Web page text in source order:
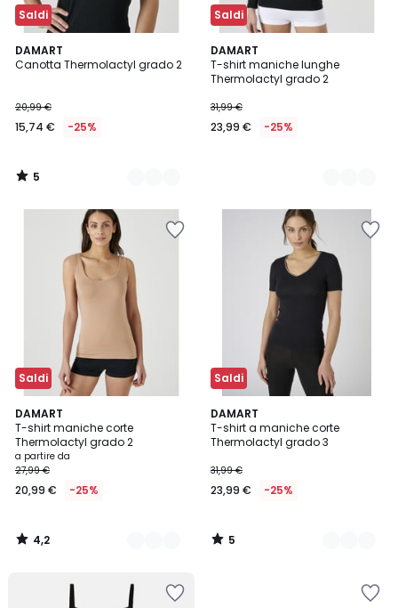
Saldi
DAMART
Canotta Thermolactyl grado 2
20,99 €
15,74 € -25%
5
/
2
Colori
5
/
Saldi
DAMART
T-shirt maniche lunghe
Thermolactyl grado 2
31,99 €
23,99 € -25%
2
Colori
Saldi
DAMART
T-shirt maniche corte
Thermolactyl grado 2
a partire da
27,99 €
20,99 € -25%
4,2
/ 5
2
Colori
4,2
/
Saldi
DAMART
T-shirt a maniche corte
Thermolactyl grado 3
31,99 €
23,99 € -25%
5
/
5
2
Colori
5
/